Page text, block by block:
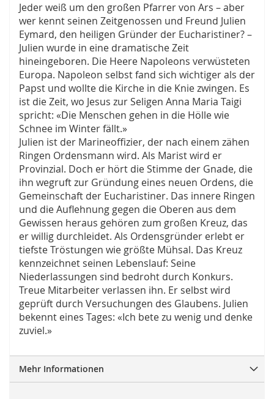
Jeder weiß um den großen Pfarrer von Ars – aber
wer kennt seinen Zeitgenossen und Freund Julien
Eymard, den heiligen Gründer der Eucharistiner? –
Julien wurde in eine dramatische Zeit
hineingeboren. Die Heere Napoleons verwüsteten
Europa. Napoleon selbst fand sich wichtiger als der
Papst und wollte die Kirche in die Knie zwingen. Es
ist die Zeit, wo Jesus zur Seligen Anna Maria Taigi
spricht: «Die Menschen gehen in die Hölle wie
Schnee im Winter fällt.»
Julien ist der Marineoffizier, der nach einem zähen
Ringen Ordensmann wird. Als Marist wird er
Provinzial. Doch er hört die Stimme der Gnade, die
ihn wegruft zur Gründung eines neuen Ordens, die
Gemeinschaft der Eucharistiner. Das innere Ringen
und die Auflehnung gegen die Oberen aus dem
Gewissen heraus gehören zum großen Kreuz, das
er willig durchleidet. Als Ordensgründer erlebt er
tiefste Tröstungen wie größte Mühsal. Das Kreuz
kennzeichnet seinen Lebenslauf: Seine
Niederlassungen sind bedroht durch Konkurs.
Treue Mitarbeiter verlassen ihn. Er selbst wird
geprüft durch Versuchungen des Glaubens. Julien
bekennt eines Tages: «Ich bete zu wenig und denke
zuviel.»
Mehr Informationen